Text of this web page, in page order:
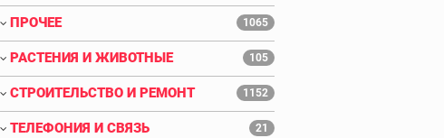
ПРОЧЕЕ 1065
РАСТЕНИЯ И ЖИВОТНЫЕ 105
СТРОИТЕЛЬСТВО И РЕМОНТ 1152
ТЕЛЕФОНИЯ И СВЯЗЬ 21